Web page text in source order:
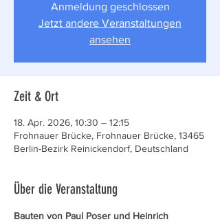
Anmeldung geschlossen
Jetzt andere Veranstaltungen
ansehen
Zeit & Ort
18. Apr. 2026, 10:30 – 12:15
Frohnauer Brücke, Frohnauer Brücke, 13465
Berlin-Bezirk Reinickendorf, Deutschland
Über die Veranstaltung
Bauten von Paul Poser und Heinrich